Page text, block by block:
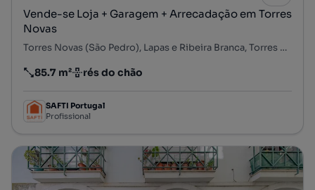
Vende-se Loja + Garagem + Arrecadação em Torres
Novas
Torres Novas (São Pedro), Lapas e Ribeira Branca, Torres Novas, Santarém
Preço por metro quadrado
85.7 m²
Andar rés do chão
SAFTI Portugal
Profissional